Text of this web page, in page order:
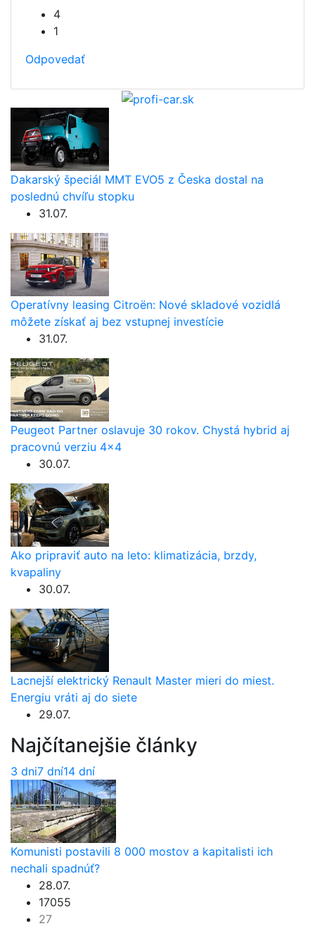
4
1
Odpovedať
Dakarský špeciál MMT EVO5 z Česka dostal na
poslednú chvíľu stopku
31.07.
Operatívny leasing Citroën: Nové skladové vozidlá
môžete získať aj bez vstupnej investície
31.07.
Peugeot Partner oslavuje 30 rokov. Chystá hybrid aj
pracovnú verziu 4×4
30.07.
Ako pripraviť auto na leto: klimatizácia, brzdy,
kvapaliny
30.07.
Lacnejší elektrický Renault Master mieri do miest.
Energiu vráti aj do siete
29.07.
Najčítanejšie články
3 dni7 dní14 dní
Komunisti postavili 8 000 mostov a kapitalisti ich
nechali spadnúť?
28.07.
17055
27